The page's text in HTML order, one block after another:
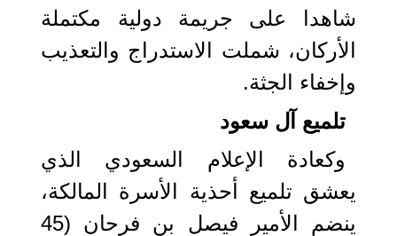
شاهدا على جريمة دولية مكتملة
الأركان، شملت الاستدراج والتعذيب
وإخفاء الجثة.
تلميع آل سعود
وكعادة الإعلام السعودي الذي
يعشق تلميع أحذية الأسرة المالكة،
ينضم الأمير فيصل بن فرحان (45